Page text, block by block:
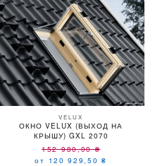
VELUX
ОКНО VELUX (ВЫХОД НА
КРЫШУ) GXL 2070
152 980,00₴
от 120 929,50₴